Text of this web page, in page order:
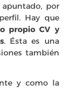
por
Hay que
propio CV y
. Ésta es una
también
y como la